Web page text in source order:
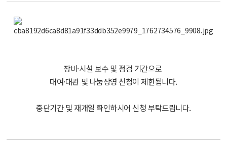
장비·시설 보수 및 점검 기간으로
대여·대관 및 나눔상영 신청이 제한됩니다.
중단기간 및 재개일 확인하시어 신청 부탁드립니다.